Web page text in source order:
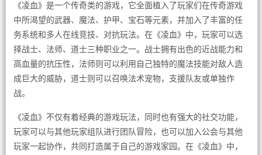
《凌血》是一个传奇类的游戏，它全面植入了玩家们在传奇游戏
中所渴望的武器、魔法、护甲、宝石等元素，并加入了丰富的任
务系统和多人在线竞技、对抗玩法。在《凌血》中，玩家可以选
择战士、法师、道士三种职业之一。战士拥有出色的近战能力和
高血量的抗压性，法师则可以利用自己独特的魔法技能对敌人造
成巨大的威胁，道士则可以召唤法术宠物，支援队友或单独作
战。
《凌血》不仅有着经典的游戏玩法，同时也有强大的社交功能，
玩家可以与其他玩家组队进行团队冒险，也可以加入公会与其他
玩家一起协作，共同打造属于自己的游戏家园。在《凌血》中，